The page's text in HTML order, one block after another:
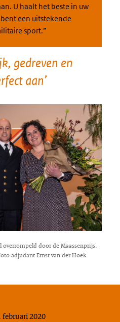
U haalt het beste in uw
een uitstekende
sport.”
gedreven en
aan’
overrompeld door de Maassenprijs.
adjudant Ernst van der Hoek.
februari 2020